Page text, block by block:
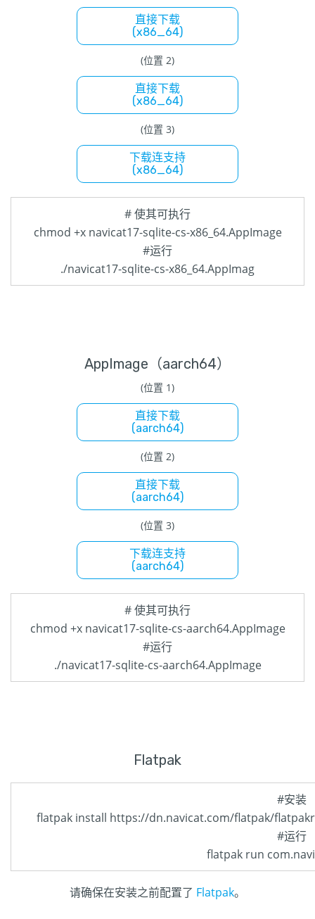
直接下载
(x86_64)
(位置 2)
直接下载
(x86_64)
(位置 3)
下载连支持
(x86_64)
# 使其可执行
chmod +x navicat17-sqlite-cs-x86_64.AppImage
#运行
./navicat17-sqlite-cs-x86_64.AppImag
AppImage（aarch64）
(位置 1)
直接下载
(aarch64)
(位置 2)
直接下载
(aarch64)
(位置 3)
下载连支持
(aarch64)
# 使其可执行
chmod +x navicat17-sqlite-cs-aarch64.AppImage
#运行
./navicat17-sqlite-cs-aarch64.AppImage
Flatpak
#安装
flatpak install https://dn.navicat.com/flatpak/
#运行
flatpak run
请确保在安装之前配置了 Flatpak。